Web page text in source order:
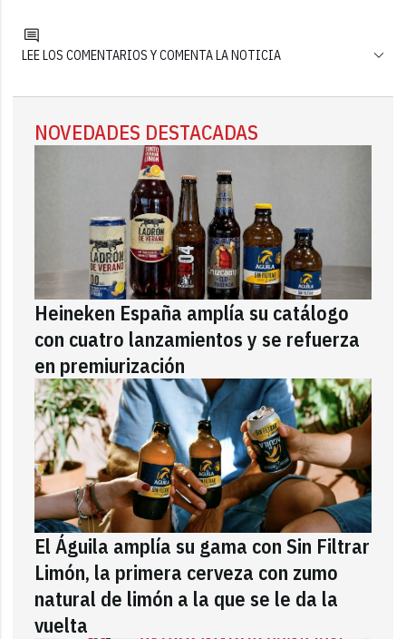
LEE LOS COMENTARIOS Y COMENTA LA NOTICIA
NOVEDADES DESTACADAS
Heineken España amplía su catálogo
con cuatro lanzamientos y se refuerza
en premiurización
El Águila amplía su gama con Sin Filtrar
Limón, la primera cerveza con zumo
natural de limón a la que se le da la
vuelta